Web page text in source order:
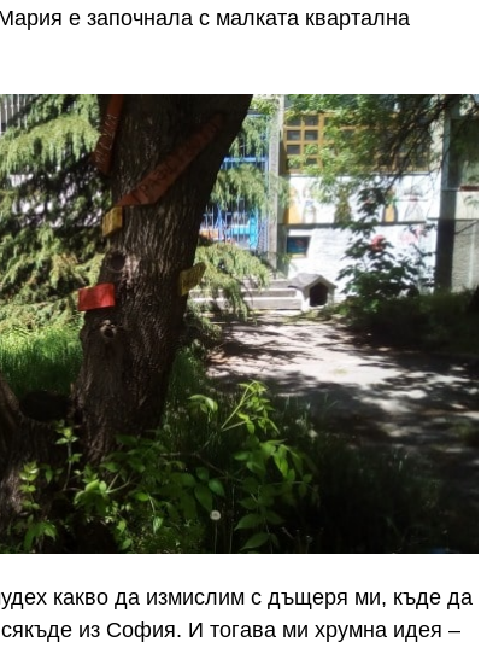
е започнала с малката квартална
какво да измислим с дъщеря ми, къде да
из София. И тогава ми хрумна идея –